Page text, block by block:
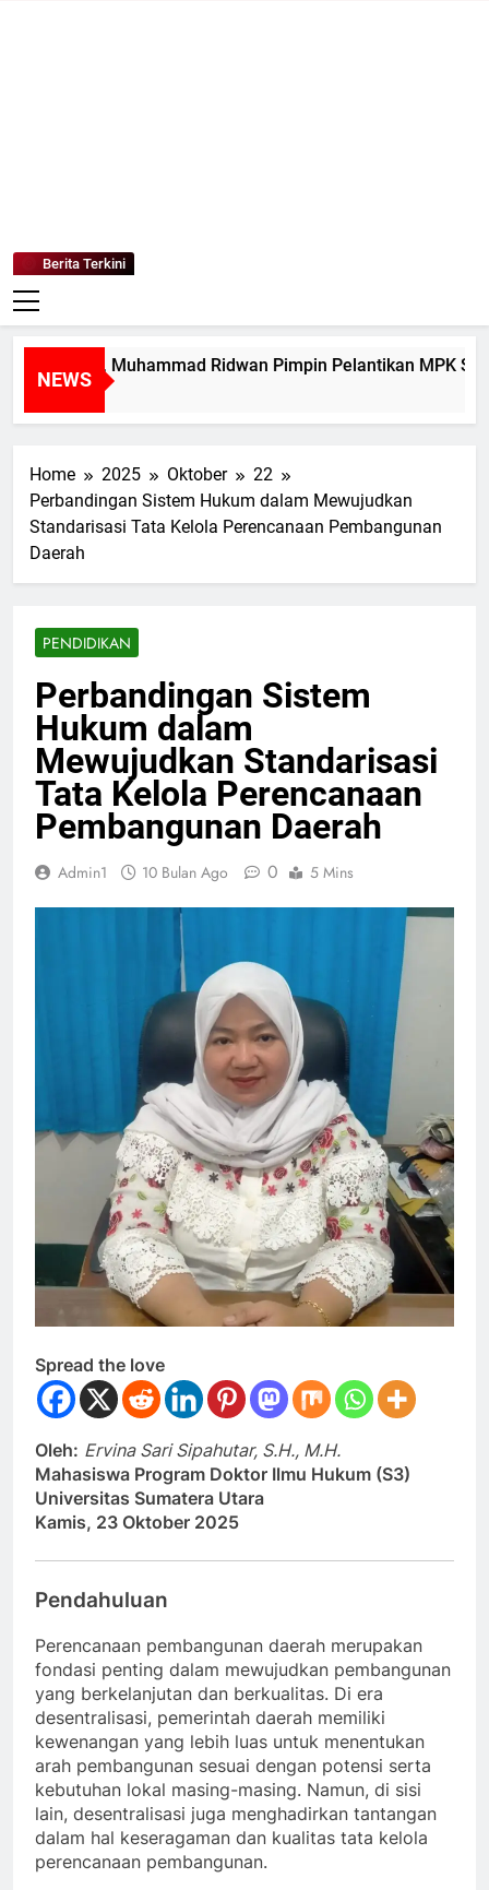
Berita Terkini
NEWS
Muhammad Ridwan Pimpin Pelantikan MPK SMAN 1
Home 2025 Oktober
22
Perbandingan Sistem Hukum dalam Mewujudkan
Standarisasi Tata Kelola Perencanaan Pembangunan
Daerah
PENDIDIKAN
Perbandingan Sistem
Hukum dalam
Mewujudkan Standarisasi
Tata Kelola Perencanaan
Pembangunan Daerah
Admin1 10 Bulan Ago 0 5 Mins
Spread the love
Oleh: Ervina Sari Sipahutar, S.H., M.H.
Mahasiswa Program Doktor Ilmu Hukum (S3)
Universitas Sumatera Utara
Kamis, 23 Oktober 2025
Pendahuluan
Perencanaan pembangunan daerah merupakan
fondasi penting dalam mewujudkan pembangunan
yang berkelanjutan dan berkualitas. Di era
desentralisasi, pemerintah daerah memiliki
kewenangan yang lebih luas untuk menentukan
arah pembangunan sesuai dengan potensi serta
kebutuhan lokal masing-masing. Namun, di sisi
lain, desentralisasi juga menghadirkan tantangan
dalam hal keseragaman dan kualitas tata kelola
perencanaan pembangunan.